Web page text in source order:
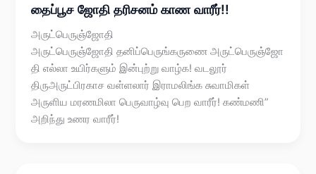
தைப்பூச ஜோதி தரிசனம் காண வாரீர்!!
அருட்பெருஞ்ஜோதி
அருட்பெருஞ்ஜோதி தனிப்பெருங்கருணை அருட்பெருஞ்ஜோ
தி எல்லா உயிர்களும் இன்புற்று வாழ்க! வடலூர்
திருஅருட்பிரகாச வள்ளலார் இராமலிங்க சுவாமிகள்
அருளிய மரணமிலா பெருவாழ்வு பெற வாரீர்! கண்மணி”
அறிந்து உணர வாரீர்!